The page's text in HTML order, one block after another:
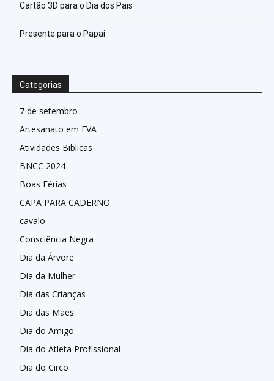
Cartão 3D para o Dia dos Pais
Presente para o Papai
Categorias
7 de setembro
Artesanato em EVA
Atividades Biblicas
BNCC 2024
Boas Férias
CAPA PARA CADERNO
cavalo
Consciência Negra
Dia da Árvore
Dia da Mulher
Dia das Crianças
Dia das Mães
Dia do Amigo
Dia do Atleta Profissional
Dia do Circo